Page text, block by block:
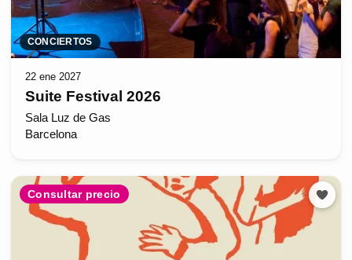
CONCIERTOS
22 ene 2027
Suite Festival 2026
Sala Luz de Gas
Barcelona
Consultar precio